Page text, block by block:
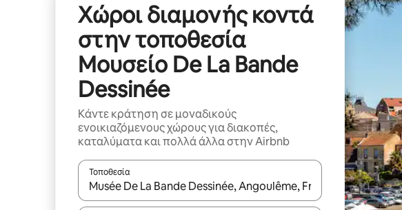
Χώροι διαμονής κοντά
στην τοποθεσία
Μουσείο De La Bande
Dessinée
Κάντε κράτηση σε μοναδικούς
ενοικιαζόμενους χώρους για διακοπές,
καταλύματα και πολλά άλλα στην Airbnb
Τοποθεσία
Όταν τα αποτελέσματα είναι διαθέσιμα, μπορείτε να πλοηγηθείτε